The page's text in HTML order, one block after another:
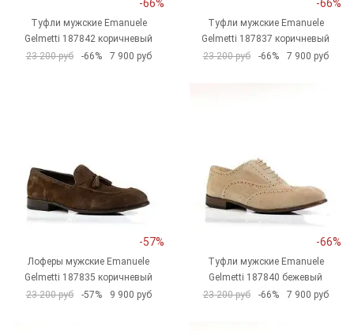
-66%
Туфли мужские Emanuele
Gelmetti 187842 коричневый
23 200 руб
-66% 7 900 руб
-66%
Туфли мужские Emanuele
Gelmetti 187837 коричневый
23 200 руб
-66% 7 900 руб
-57%
Лоферы мужские Emanuele
Gelmetti 187835 коричневый
23 200 руб
-57% 9 900 руб
-66%
Туфли мужские Emanuele
Gelmetti 187840 бежевый
23 200 руб
-66% 7 900 руб